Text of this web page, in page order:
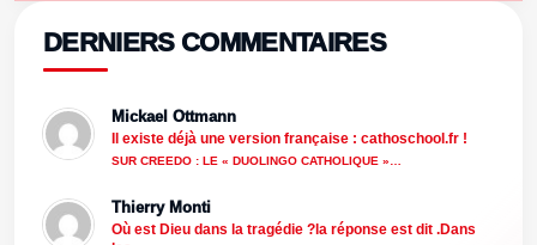
DERNIERS COMMENTAIRES
Mickael Ottmann
Il existe déjà une version française : cathoschool.fr !
SUR CREEDO : LE « DUOLINGO CATHOLIQUE »…
Thierry Monti
Où est Dieu dans la tragédie ?la réponse est dit .Dans